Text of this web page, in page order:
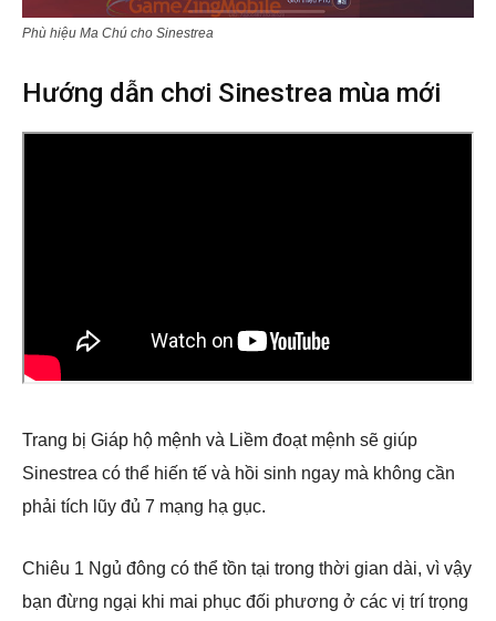
Phù hiệu Ma Chú cho Sinestrea
Hướng dẫn chơi Sinestrea mùa mới
Trang bị Giáp hộ mệnh và Liềm đoạt mệnh sẽ giúp
Sinestrea có thể hiến tế và hồi sinh ngay mà không cần
phải tích lũy đủ 7 mạng hạ gục.
Chiêu 1 Ngủ đông có thể tồn tại trong thời gian dài, vì vậy
bạn đừng ngại khi mai phục đối phương ở các vị trí trọng